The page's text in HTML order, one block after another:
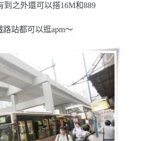
到之外還可以搭16M和889
路站都可以逛apm～